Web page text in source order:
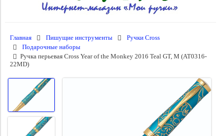
Главная Пишущие инструменты
Ручки Cross
Подарочные наборы
Ручка перьевая Cross Year of the Monkey 2016 Teal GT, M (AT0316-
22MD)